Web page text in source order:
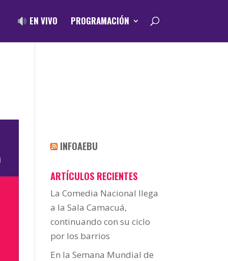
EN VIVO PROGRAMACIÓN
INFOAEBU
ARTÍCULOS RECIENTES
La Comedia Nacional llega
a la Sala Camacuá,
continuando con su ciclo
por los barrios
En la Semana Mundial de